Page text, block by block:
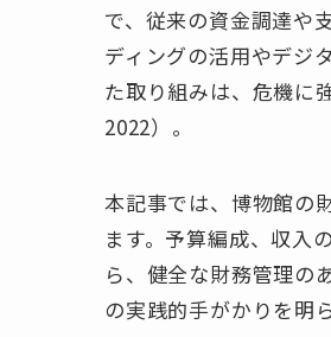
で、従来の資金調達や
ディングの活用やデジ
た取り組みは、危機に
2022）。
本記事では、博物館の
ます。予算編成、収入
ら、健全な財務管理の
の実践的手がかりを明